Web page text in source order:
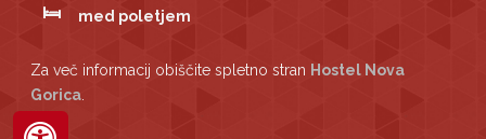
med poletjem
Za več informacij obiščite spletno stran Hostel Nova
Gorica.